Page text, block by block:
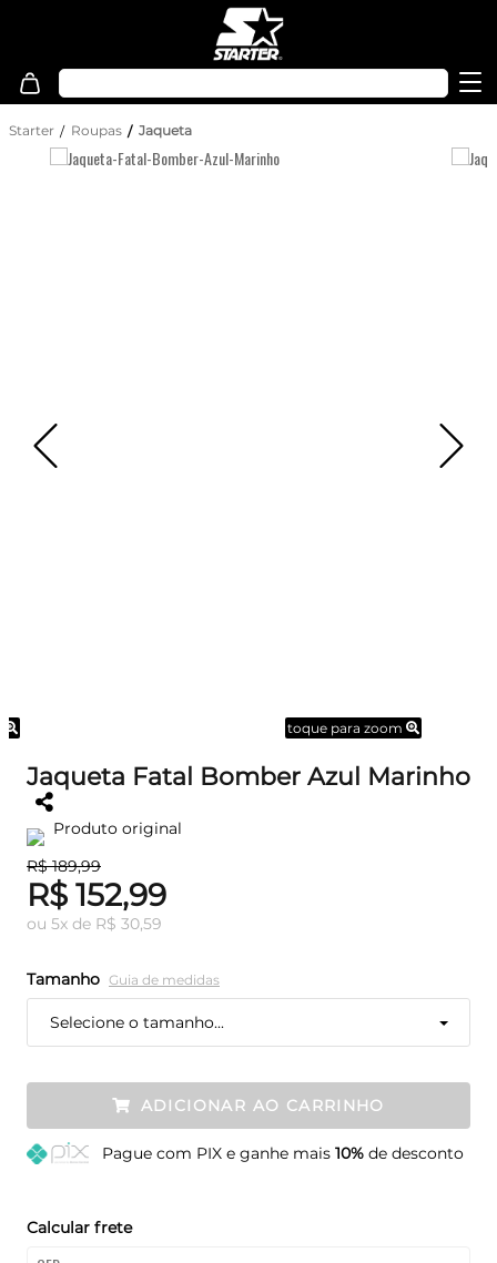
Starter Roupas Jaqueta
toque para zoom
Jaqueta Fatal Bomber Azul Marinho
Produto original
R$ 189,99
R$ 152,99
ou 5x de R$ 30,59
Tamanho Guia de medidas
Selecione o tamanho...
ADICIONAR AO CARRINHO
Pague com PIX e ganhe mais 10%de desconto
Calcular frete